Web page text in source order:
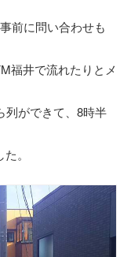
前に問い合わせも
福井で流れたりとメ
列ができて、8時半
。